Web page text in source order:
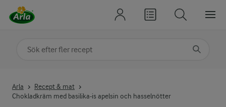
Arla
Recept & mat
Chokladkräm med basilika-is apelsin och hasselnötter
Sök på kategori eller ingrediens